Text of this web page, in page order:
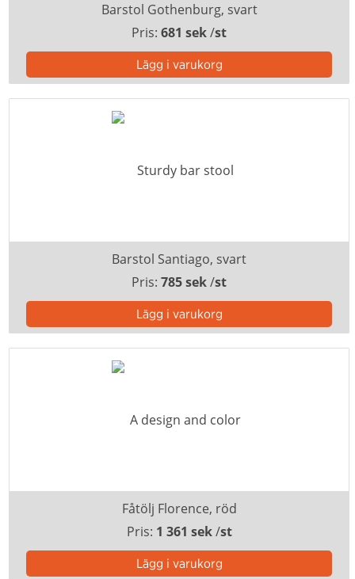
Barstol Gothenburg, svart
Pris: 681 sek/st
Barstol Santiago, svart
Pris: 785 sek/st
Fåtölj Florence, röd
Pris: 1 361 sek/st